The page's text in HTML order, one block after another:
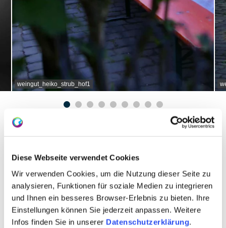
Diese Webseite verwendet Cookies
Wir verwenden Cookies, um die Nutzung dieser Seite zu
analysieren, Funktionen für soziale Medien zu integrieren
und Ihnen ein besseres Browser-Erlebnis zu bieten. Ihre
Einstellungen können Sie jederzeit anpassen. Weitere
Infos finden Sie in unserer Datenschutzerklärung.
weingut_heiko_strub_hof1
Winemaker Heiko Strub
Vineyard-area 8.3 hectares
sparkling wine